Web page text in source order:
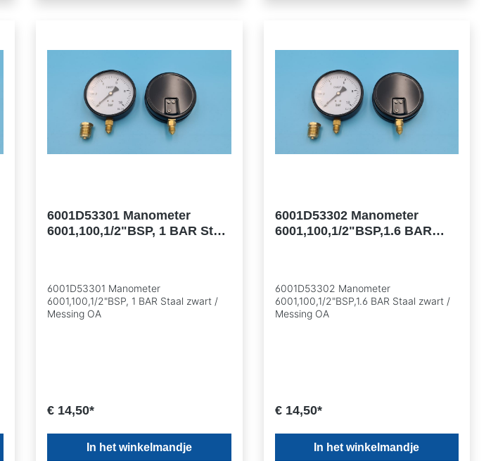
6001D53301 Manometer
6001,100,1/2"BSP, 1 BAR Staal
6001D53301 Manometer
6001,100,1/2"BSP, 1 BAR Staal zwart /
Messing OA
€ 14,50*
In het winkelmandje
6001D53302 Manometer
6001,100,1/2"BSP,1.6 BAR
6001D53302 Manometer
6001,100,1/2"BSP,1.6 BAR Staal zwart /
Messing OA
€ 14,50*
In het winkelmandje